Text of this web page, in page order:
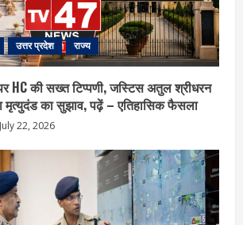
उत्तर प्रदेश राज्य
पर HC की सख्त टिप्पणी, जस्टिस अतुल श्रीधरन
मृत्युदंड का सुझाव, पढ़ें – एत‍िहास‍िक फैसला
July 22, 2026